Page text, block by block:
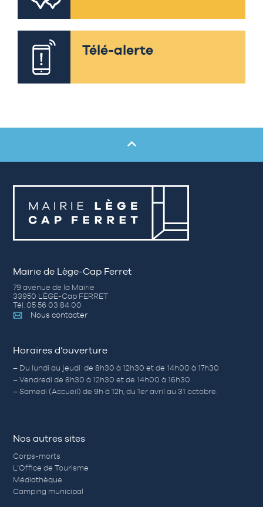
Télé-alerte
Mairie de Lège-Cap Ferret
79 avenue de la Mairie
33950 LÈGE-Cap FERRET
Tél. 05 56 03 84 00
Nous contacter
Horaires d’ouverture
– Du lundi au jeudi de 8h30 à 12h30 et de 14h00 à 17h30
– Vendredi de 8h30 à 12h30 et de 14h00 à 16h30
– Samedi (Accueil) de 9h à 12h, du 1er avril au 31 octobre.
Nos autres sites
Corps-morts
L’Office de Tourisme
Médiathèque
Camping municipal